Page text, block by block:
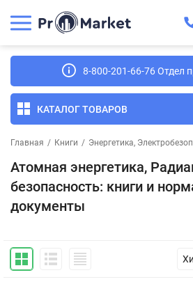
8-800-201-66-76 Отдел
КАТАЛОГ ТОВАРОВ
Главная / Книги / Энергетика,
Атомная энергетика,
безопасность: книги и
документы